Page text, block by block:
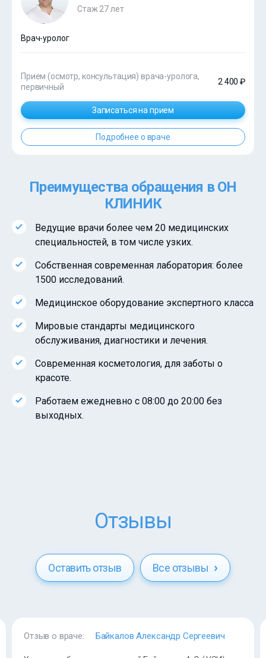
Стаж 27 лет
Врач-уролог
Прием (осмотр, консультация) врача-уролога,
первичный
2 400 ₽
Записаться на прием
Подробнее о враче
Преимущества обращения в ОН
КЛИНИК
Ведущие врачи более чем 20 медицинских
специальностей, в том числе узких.
Собственная современная лаборатория: более
1500 исследований.
Медицинское оборудование экспертного класса
Мировые стандарты медицинского
обслуживания, диагностики и лечения.
Современная косметология, для заботы о
красоте.
Работаем ежедневно с 08:00 до 20:00 без
выходных.
Отзывы
Оставить отзыв Все отзывы
Отзыв о враче: Байкалов Александр Сергеевич